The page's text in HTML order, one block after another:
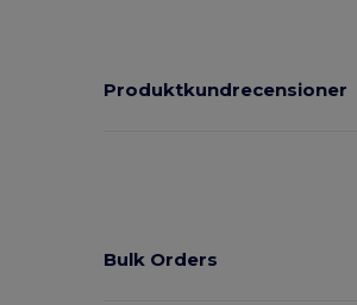
Produktkundrecensioner
Bulk Orders